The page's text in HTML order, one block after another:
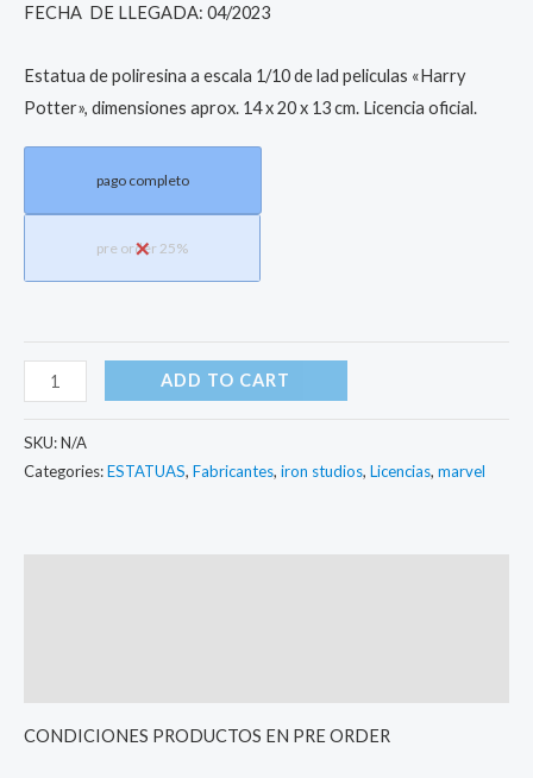
FECHA DE LLEGADA: 04/2023
Estatua de poliresina a escala 1/10 de lad peliculas «Harry
Potter», dimensiones aprox. 14 x 20 x 13 cm. Licencia oficial.
pago completo
pre order 25%
ADD TO CART
SKU:N/A
Categories:ESTATUAS, Fabricantes, iron studios, Licencias, marvel
CONDICIONES PRODUCTOS EN PRE ORDER